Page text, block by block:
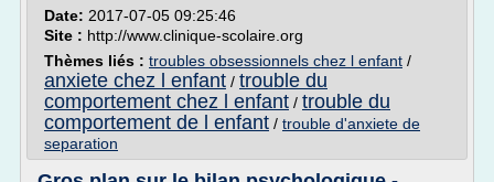
Date: 2017-07-05 09:25:46
Site : http://www.clinique-scolaire.org
Thèmes liés : troubles obsessionnels chez l enfant /
anxiete chez l enfant / trouble du
comportement chez l enfant / trouble du
comportement de l enfant / trouble d'anxiete de
separation